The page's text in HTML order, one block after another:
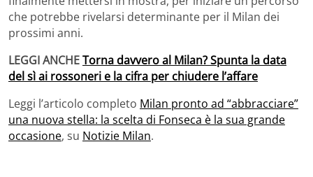
che potrebbe rivelarsi determinante per il Milan dei
prossimi anni.
LEGGI ANCHETorna davvero al Milan? Spunta la data
del sì ai rossoneri e la cifra per chiudere l’affare
Leggi l’articolo completo Milan pronto ad “abbracciare”
una nuova stella: la scelta di Fonseca è la sua grande
occasione, su Notizie Milan.